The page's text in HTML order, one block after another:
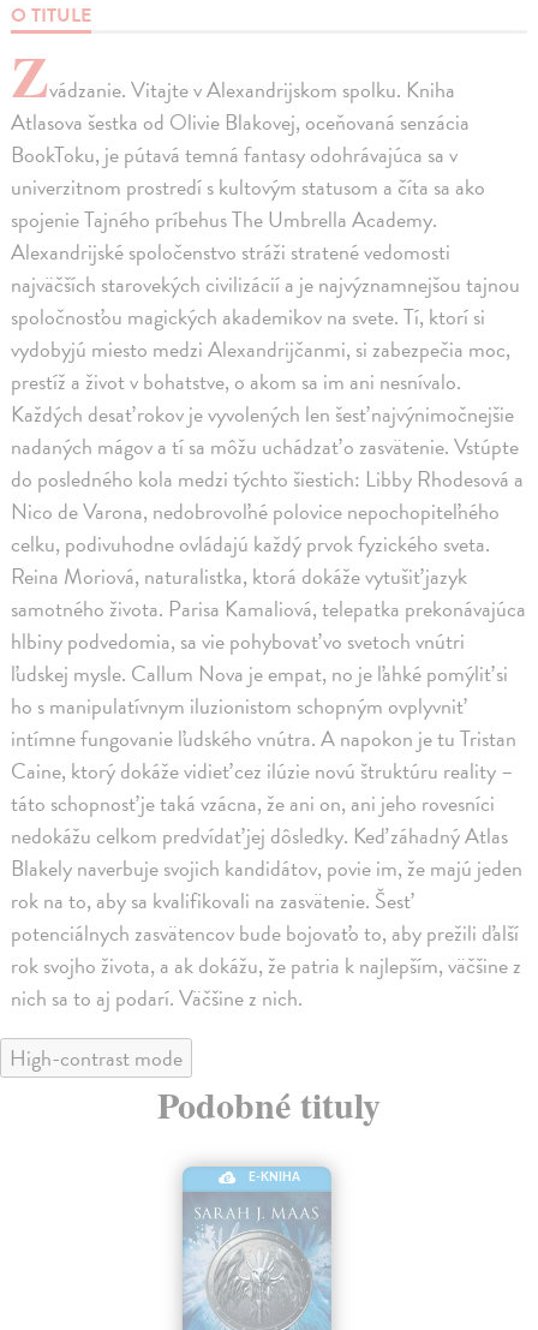
O TITULE
Zvádzanie. Vitajte v Alexandrijskom spolku. Kniha
Atlasova šestka od Olivie Blakovej, oceňovaná senzácia
BookToku, je pútavá temná fantasy odohrávajúca sa v
univerzitnom prostredí s kultovým statusom a číta sa ako
spojenie Tajného príbehus The Umbrella Academy.
Alexandrijské spoločenstvo stráži stratené vedomosti
najväčších starovekých civilizácií a je najvýznamnejšou tajnou
spoločnosťou magických akademikov na svete. Tí, ktorí si
vydobyjú miesto medzi Alexandrijčanmi, si zabezpečia moc,
prestíž a život v bohatstve, o akom sa im ani nesnívalo.
Každých desať rokov je vyvolených len šesť najvýnimočnejšie
nadaných mágov a tí sa môžu uchádzať o zasvätenie. Vstúpte
do posledného kola medzi týchto šiestich: Libby Rhodesová a
Nico de Varona, nedobrovoľné polovice nepochopiteľného
celku, podivuhodne ovládajú každý prvok fyzického sveta.
Reina Moriová, naturalistka, ktorá dokáže vytušiť jazyk
samotného života. Parisa Kamaliová, telepatka prekonávajúca
hlbiny podvedomia, sa vie pohybovať vo svetoch vnútri
ľudskej mysle. Callum Nova je empat, no je ľahké pomýliť si
ho s manipulatívnym iluzionistom schopným ovplyvniť
intímne fungovanie ľudského vnútra. A napokon je tu Tristan
Caine, ktorý dokáže vidieť cez ilúzie novú štruktúru reality –
táto schopnosť je taká vzácna, že ani on, ani jeho rovesníci
nedokážu celkom predvídať jej dôsledky. Keď záhadný Atlas
Blakely naverbuje svojich kandidátov, povie im, že majú jeden
rok na to, aby sa kvalifikovali na zasvätenie. Šesť
potenciálnych zasvätencov bude bojovaťo to, aby prežili ďalší
rok svojho života, a ak dokážu, že patria k najlepším, väčšine z
nich sa to aj podarí. Väčšine z nich.
High-contrast mode
Podobné tituly
E-KNIHA